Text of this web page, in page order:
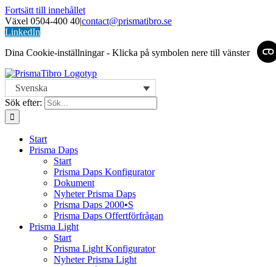
Fortsätt till innehållet
Växel 0504-400 40|contact@prismatibro.se
LinkedIn
Dina Cookie-inställningar - Klicka på symbolen nere till vänster
Svenska
Sök efter:
Start
Prisma Daps
Start
Prisma Daps Konfigurator
Dokument
Nyheter Prisma Daps
Prisma Daps 2000•S
Prisma Daps Offertförfrågan
Prisma Light
Start
Prisma Light Konfigurator
Nyheter Prisma Light